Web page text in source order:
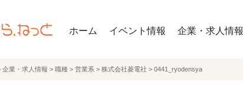
ホーム イベント情報 企業・求人情報
企業・求人情報 > 職種 > 営業系 > 株式会社菱電社 > 0441_ryodensya